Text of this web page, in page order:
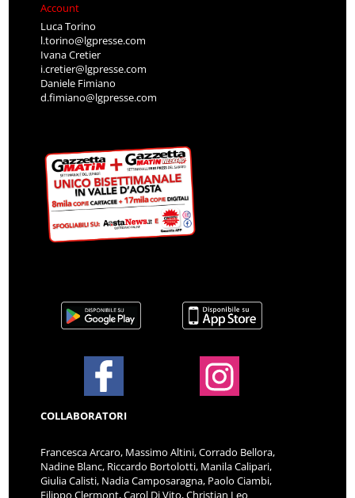
Account
Luca Torino
l.torino@lgpresse.com
Ivana Cretier
i.cretier@lgpresse.com
Daniele Fimiano
d.fimiano@lgpresse.com
COLLABORATORI
Francesca Arcaro, Massimo Altini, Corrado Bellora,
Nadine Blanc, Riccardo Bortolotti, Manila Calipari,
Giulia Calisti, Nadia Camposaragna, Paolo Ciambi,
Filippo Clermont, Carol Di Vito, Christian Leo